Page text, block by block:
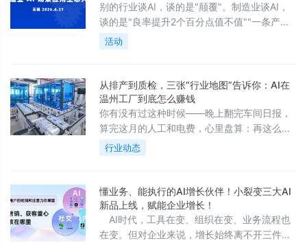
别的行业谈AI，谈的是"颠覆"。制造业谈AI，
谈的是"良率提升2个百分点值不值""一条产线
省3个人划不划算""预测维护的误报率能不能降
到5%以下"——每一个小数点背后，都是真金
活动
从排产到质检，三张“行业地图”告诉你：AI在
温州工厂到底怎么赚钱
你有没有过这种时候——晚上翻完车间日报，
算完这月的人工和电费，心里盘算：再这么卷
下去，利润薄得能透光。想上点智能化，又怕
钱砸进去听个响；去展会上转一圈，服务商开
疼，报价单更是不敢细看。
行业动态
懂业务、能执行的AI增长伙伴！小裂变三大AI
新品上线，赋能企业增长！
AI时代，工具在变、组织在变、业务流程也
在变。但对企业来说，增长始终离不开三件